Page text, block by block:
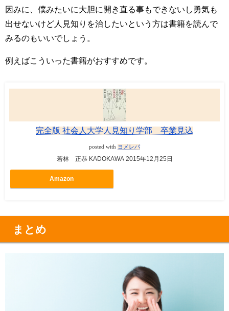
因みに、僕みたいに大胆に開き直る事もできないし勇気も
出せないけど人見知りを治したいという方は書籍を読んで
みるのもいいでしょう。
例えばこういった書籍がおすすめです。
完全版 社会人大学人見知り学部 卒業見込
posted with ヨメレバ
若林 正恭 KADOKAWA 2015年12月25日
Amazon
まとめ